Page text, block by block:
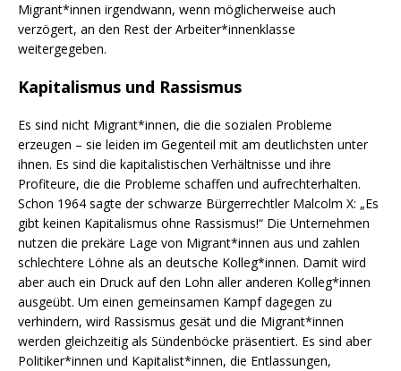
Migrant*innen irgendwann, wenn möglicherweise auch
verzögert, an den Rest der Arbeiter*innenklasse
weitergegeben.
Kapitalismus und Rassismus
Es sind nicht Migrant*innen, die die sozialen Probleme
erzeugen – sie leiden im Gegenteil mit am deutlichsten unter
ihnen. Es sind die kapitalistischen Verhältnisse und ihre
Profiteure, die die Probleme schaffen und aufrechterhalten.
Schon 1964 sagte der schwarze Bürgerrechtler Malcolm X: „Es
gibt keinen Kapitalismus ohne Rassismus!“ Die Unternehmen
nutzen die prekäre Lage von Migrant*innen aus und zahlen
schlechtere Löhne als an deutsche Kolleg*innen. Damit wird
aber auch ein Druck auf den Lohn aller anderen Kolleg*innen
ausgeübt. Um einen gemeinsamen Kampf dagegen zu
verhindern, wird Rassismus gesät und die Migrant*innen
werden gleichzeitig als Sündenböcke präsentiert. Es sind aber
Politiker*innen und Kapitalist*innen, die Entlassungen,